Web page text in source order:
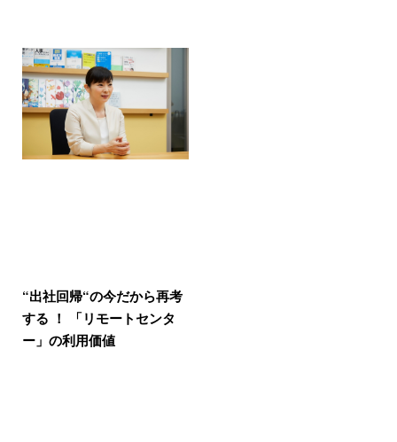
“出社回帰“の今だから再考
する ！ 「リモートセンタ
ー」の利用価値